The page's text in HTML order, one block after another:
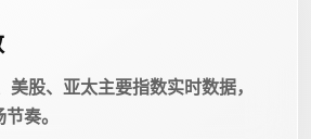
股、亚太主要指数实时数据，
奏。